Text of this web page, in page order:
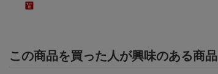
この商品を買った人が興味のある商品